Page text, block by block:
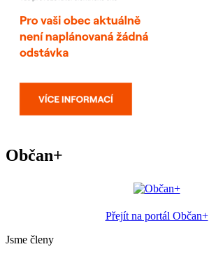
Občan+
Přejít na portál Občan+
Jsme členy